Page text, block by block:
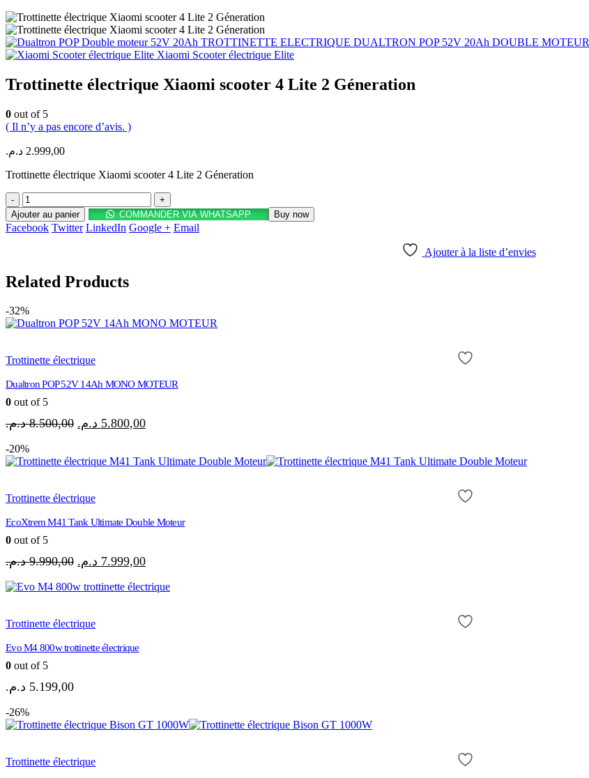
TROTTINETTE ELECTRIQUE DUALTRON POP 52V 20Ah DOUBLE MOTEUR
Xiaomi Scooter électrique Elite
Trottinette électrique Xiaomi scooter 4 Lite 2 Géneration
0 out of 5
( Il n’y a pas encore d’avis. )
2.999,00 د.م.
Trottinette électrique Xiaomi scooter 4 Lite 2 Géneration
-
+
Ajouter au panier
COMMANDER VIA WHATSAPP Buy now
Facebook Twitter LinkedIn Google + Email
Ajouter à la liste d’envies
Related Products
-32%
Trottinette électrique
Dualtron POP 52V 14Ah MONO MOTEUR
0 out of 5
8.500,00 د.م.
Le
était :
5.800,00 د.م.
Le
est :
-20%
Trottinette électrique
EcoXtrem M41 Tank Ultimate Double Moteur
0 out of 5
9.990,00 د.م.
Le
initial
7.999,00 د.م.
Le
actuel
Trottinette électrique
Evo M4 800w trottinette électrique
0 out of 5
5.199,00 د.م.
-26%
Trottinette électrique